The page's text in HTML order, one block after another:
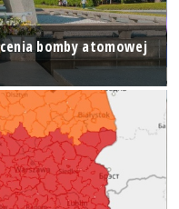
bomby atomowej